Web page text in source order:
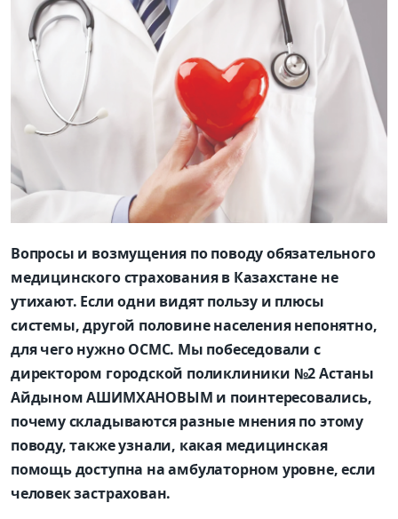
Вопросы и возмущения по поводу обязательного
медицинского страхования в Казахстане не
утихают. Если одни видят пользу и плюсы
системы, другой половине населения непонятно,
для чего нужно ОСМС. Мы побеседовали с
директором городской поликлиники №2 Астаны
Айдыном АШИМХАНОВЫМ и поинтересовались,
почему складываются разные мнения по этому
поводу, также узнали, какая медицинская
помощь доступна на амбулаторном уровне, если
человек застрахован.